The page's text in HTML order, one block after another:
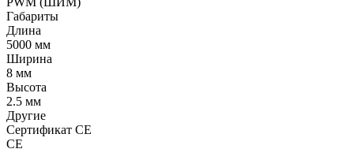
Габариты
Длина
5000 мм
Ширина
8 мм
Высота
2.5 мм
Другие
Сертификат CE
CE